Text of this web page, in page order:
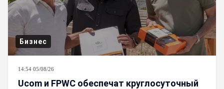
Бизнес
14:54 05/08/26
Ucom и FPWC обеспечат круглосуточный